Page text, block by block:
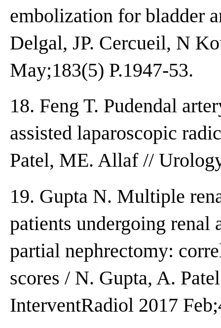
embolization for bladder
Delgal, JP. Cercueil, N
May;183(5) P.1947-53.
18. Feng T. Pudendal
assisted laparoscopic
Patel, ME. Allaf //
19. Gupta N. Multiple
patients undergoing
partial nephrectomy:
scores / N. Gupta, A.
InterventRadiol 2017